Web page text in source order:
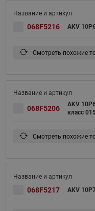
068F5216 AKV
Смотреть похожие
068F5206
AKV
класс
Смотреть похожие
068F5217 AKV